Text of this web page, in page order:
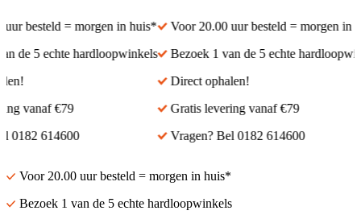
besteld = morgen in huis*
de 5 echte hardloopwinkels
vanaf €79
614600
Voor 20.00 uur besteld = morgen in
Bezoek 1 van de 5 echte
Direct ophalen!
Gratis levering vanaf €79
Vragen? Bel 0182 614600
Voor 20.00 uur besteld = morgen in huis*
Bezoek 1 van de 5 echte hardloopwinkels